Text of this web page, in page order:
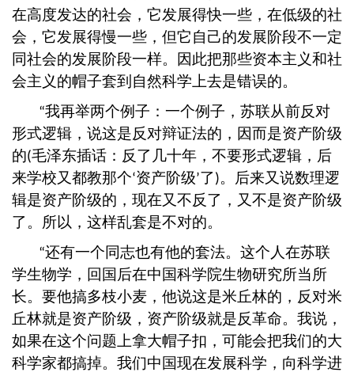
在高度发达的社会，它发展得快一些，在低级的社
会，它发展得慢一些，但它自己的发展阶段不一定
同社会的发展阶段一样。因此把那些资本主义和社
会主义的帽子套到自然科学上去是错误的。
“我再举两个例子：一个例子，苏联从前反对
形式逻辑，说这是反对辩证法的，因而是资产阶级
的(毛泽东插话：反了几十年，不要形式逻辑，后
来学校又都教那个‘资产阶级’了 )。后来又说数理逻
辑是资产阶级的，现在又不反了，又不是资产阶级
了。所以，这样乱套是不对的。
“还有一个同志也有他的套法。这个人在苏联
学生物学，回国后在中国科学院生物研究所当所
长。要他搞多枝小麦，他说这是米丘林的，反对米
丘林就是资产阶级，资产阶级就是反革命。我说，
如果在这个问题上拿大帽子扣，可能会把我们的大
科学家都搞掉。我们中国现在发展科学，向科学进